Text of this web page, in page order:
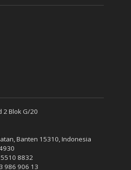
2 Blok G/20
Banten 15310, Indonesia
8832
986 906 13